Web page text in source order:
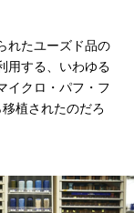
れたユーズド品の
用する、いわゆる
イクロ・パフ・フ
植されたのだろ